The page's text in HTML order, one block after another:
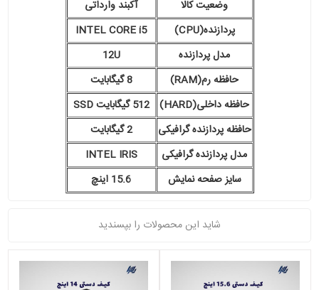
وضعیت کالا
آکبند وارداتی
پردازنده(CPU)
INTEL CORE i5
مدل پردازنده
12U
حافظه رم(RAM)
8 گیگابایت
حافظه داخلی(HARD)
512 گیگابایت SSD
حافظه پردازنده گرافیکی
2 گیگابایت
مدل پردازنده گرافیکی
INTEL IRIS
سایز صفحه نمایش
15.6 اینچ
شاید این محصولات را بپسندید